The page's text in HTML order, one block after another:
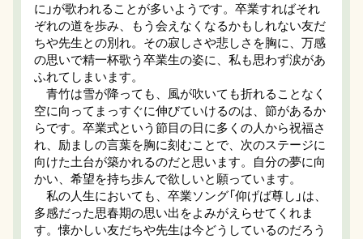
に」が歌われることが多いようです。卒業すればそれ
ぞれの道を歩み、もう会えなくなるかもしれない友だ
ちや先生との別れ。その寂しさや悲しさを胸に、万感
の思いで精一杯歌う卒業生の姿に、私も思わず涙があ
ふれてしまいます。
青竹は雪が降っても、風が吹いても折れることなく
空に向ってまっすぐに伸びていけるのは、節があるか
らです。卒業式という節目の日に多くの人から祝福さ
れ、励ましの言葉を胸に刻むことで、次のステージに
向けた土台が築かれるのだと思います。自分の夢に向
かい、希望を持ち歩んで欲しいと願っています。
私の人生においても、卒業ソング「仰げば尊し」は、
多感だった思春期の思い出をよみがえらせてくれま
す。懐かしい友だちや先生は今どうしているのだろう